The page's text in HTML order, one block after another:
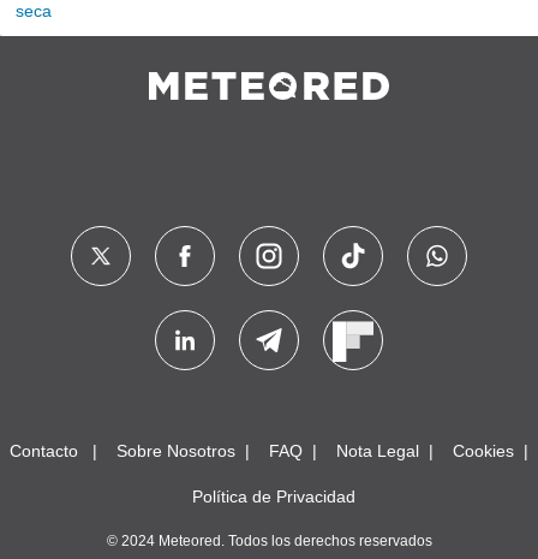
seca
Contacto Sobre Nosotros FAQ Nota Legal Cookies
Política de Privacidad
© 2024 Meteored. Todos los derechos reservados